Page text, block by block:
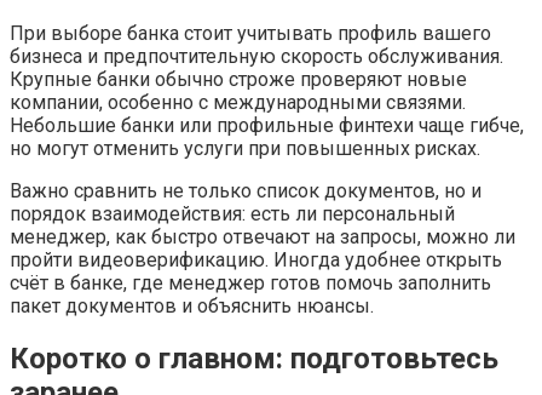
При выборе банка стоит учитывать профиль вашего
бизнеса и предпочтительную скорость обслуживания.
Крупные банки обычно строже проверяют новые
компании, особенно с международными связями.
Небольшие банки или профильные финтехи чаще гибче,
но могут отменить услуги при повышенных рисках.
Важно сравнить не только список документов, но и
порядок взаимодействия: есть ли персональный
менеджер, как быстро отвечают на запросы, можно ли
пройти видеоверификацию. Иногда удобнее открыть
счёт в банке, где менеджер готов помочь заполнить
пакет документов и объяснить нюансы.
Коротко о главном: подготовьтесь